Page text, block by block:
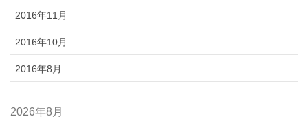
2016年11月
2016年10月
2016年8月
2026年8月